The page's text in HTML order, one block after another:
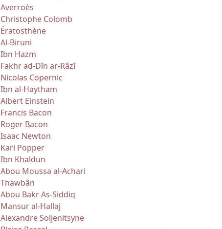
Averroès
Christophe Colomb
Ératosthène
Al-Biruni
Ibn Hazm
Fakhr ad-Dîn ar-Râzî
Nicolas Copernic
Ibn al-Haytham
Albert Einstein
Francis Bacon
Roger Bacon
Isaac Newton
Karl Popper
Ibn Khaldun
Abou Moussa al-Achari
Thawbân
Abou Bakr As-Siddiq
Mansur al-Hallaj
Alexandre Soljenitsyne